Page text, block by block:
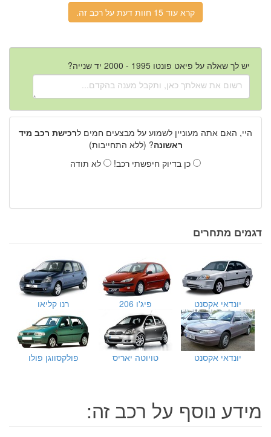
קרא עוד 15 חוות דעת על רכב זה.
יש לך שאלה על פיאט פונטו 1995 - 2000 יד שנייה?
היי, האם אתה מעוניין לשמוע על מבצעים חמים לרכישת רכב מיד
ראשונה? (ללא התחייבות)
כן בדיוק חיפשתי רכב!
לא תודה
דגמים מתחרים
יונדאי אקסנט פיג'ו 206 רנו קליאו
יונדאי אקסנט טויוטה יאריס פולקסווגן פולו
מידע נוסף על רכב זה: